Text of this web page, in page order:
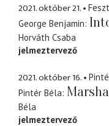
2021. október 21.
George Benjamin
Horváth Csaba
jelmeztervező
2021. október 16.
Pintér Béla
Béla
jelmeztervező